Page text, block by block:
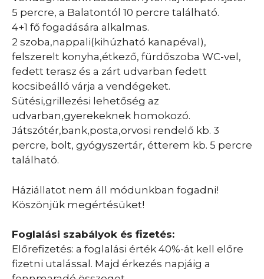
5 percre, a Balatontól 10 percre található.
4+1 fő fogadására alkalmas.
2 szoba,nappali(kihúzható kanapéval),
felszerelt konyha,étkező, fürdőszoba WC-vel,
fedett terasz és a zárt udvarban fedett
kocsibeálló várja a vendégeket.
Sütési,grillezési lehetőség az
udvarban,gyerekeknek homokozó.
Játszótér,bank,posta,orvosi rendelő kb. 3
percre, bolt, gyógyszertár, étterem kb. 5 percre
található.
Háziállatot nem áll módunkban fogadni!
Köszönjük megértésüket!
Foglalási szabályok és fizetés:
Előrefizetés: a foglalási érték 40%-át kell előre
fizetni utalással. Majd érkezés napjáig a